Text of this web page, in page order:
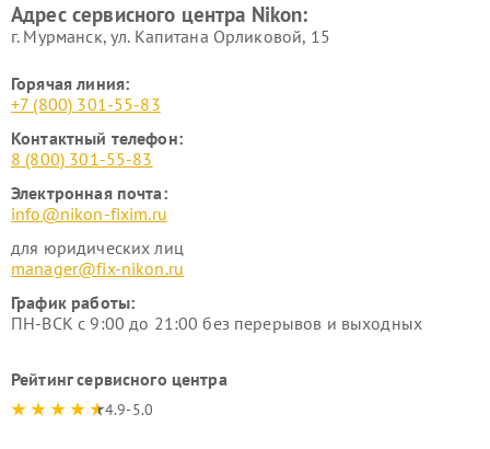
Адрес сервисного центра Nikon:
г. Мурманск, ул. Капитана Орликовой, 15
Горячая линия:
+7 (800) 301-55-83
Контактный телефон:
8 (800) 301-55-83
Электронная почта:
info@nikon-fixim.ru
для юридических лиц
manager@fix-nikon.ru
График работы:
ПН-ВСК с 9:00 до 21:00 без перерывов и выходных
Рейтинг сервисного центра
4.9-5.0